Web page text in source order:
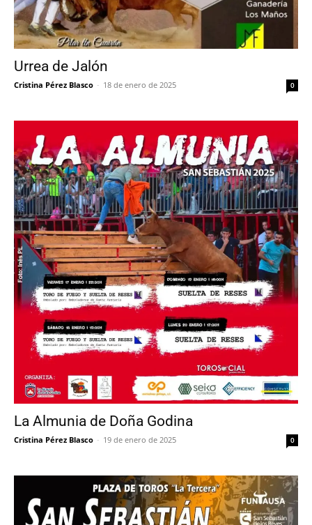
Urrea de Jalón
Cristina Pérez Blasco - 18 de enero de 2025 0
La Almunia de Doña Godina
Cristina Pérez Blasco - 19 de enero de 2025 0